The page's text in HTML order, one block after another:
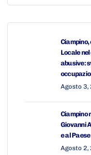
Ciampino,
Locale
abusive:
Agosto 3,
Ciampino
Giovanni
e al Paese
Agosto 2,